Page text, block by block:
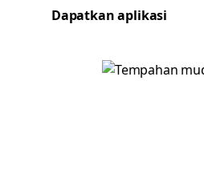
Dapatkan aplikasi